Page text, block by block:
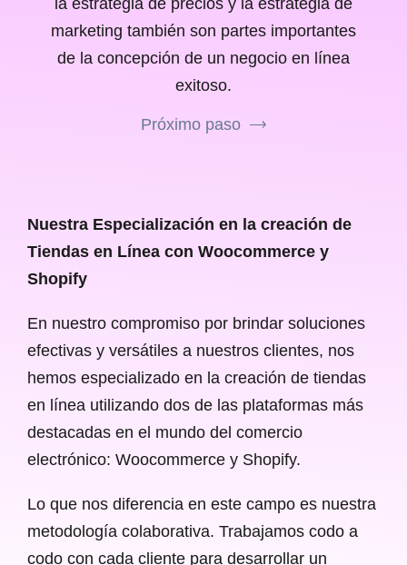
marketing también son partes importantes
de la concepción de un negocio en línea
exitoso.
Próximo paso
Nuestra Especialización en la creación de
Tiendas en Línea con Woocommerce y
Shopify
En nuestro compromiso por brindar soluciones
efectivas y versátiles a nuestros clientes, nos
hemos especializado en la creación de tiendas
en línea utilizando dos de las plataformas más
destacadas en el mundo del comercio
electrónico: Woocommerce y Shopify.
Lo que nos diferencia en este campo es nuestra
metodología colaborativa. Trabajamos codo a
codo con cada cliente para desarrollar un